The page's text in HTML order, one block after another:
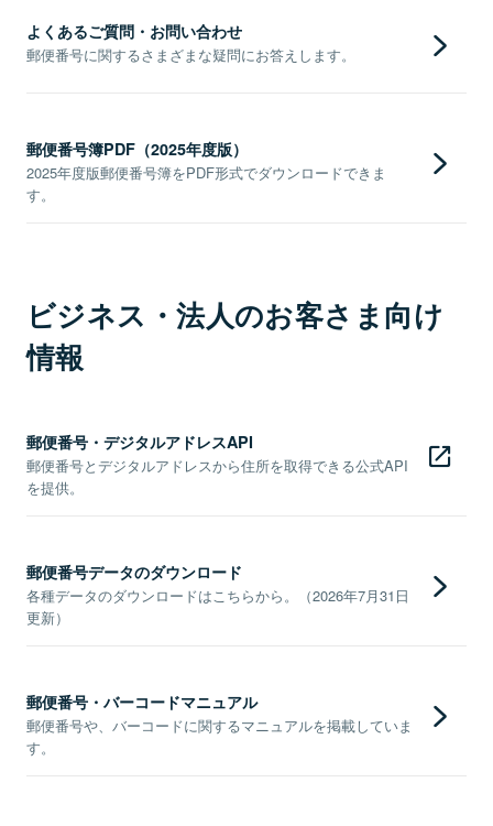
よくあるご質問・お問い合わせ
郵便番号に関するさまざまな疑問にお答えします。
郵便番号簿PDF（2025年度版）
2025年度版郵便番号簿をPDF形式でダウンロードできま
す。
ビジネス・法人のお客さま向け
情報
郵便番号・デジタルアドレスAPI
郵便番号とデジタルアドレスから住所を取得できる公式API
を提供。
郵便番号データのダウンロード
各種データのダウンロードはこちらから。（2026年7月31日
更新）
郵便番号・バーコードマニュアル
郵便番号や、バーコードに関するマニュアルを掲載していま
す。